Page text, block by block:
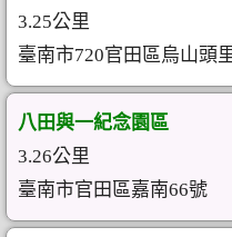
3.25公里
臺南市720官田區烏山頭
八田與一紀念園區
3.26公里
臺南市官田區嘉南66號